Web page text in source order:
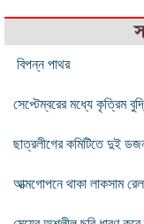
বিপন্ন পাথর
সেপ্টেম্বরের মধ্যে কৃত্রিম
ছাত্রলীগের কমিটিতে দুই
আত্মগোপনে থাকা লাকসাম